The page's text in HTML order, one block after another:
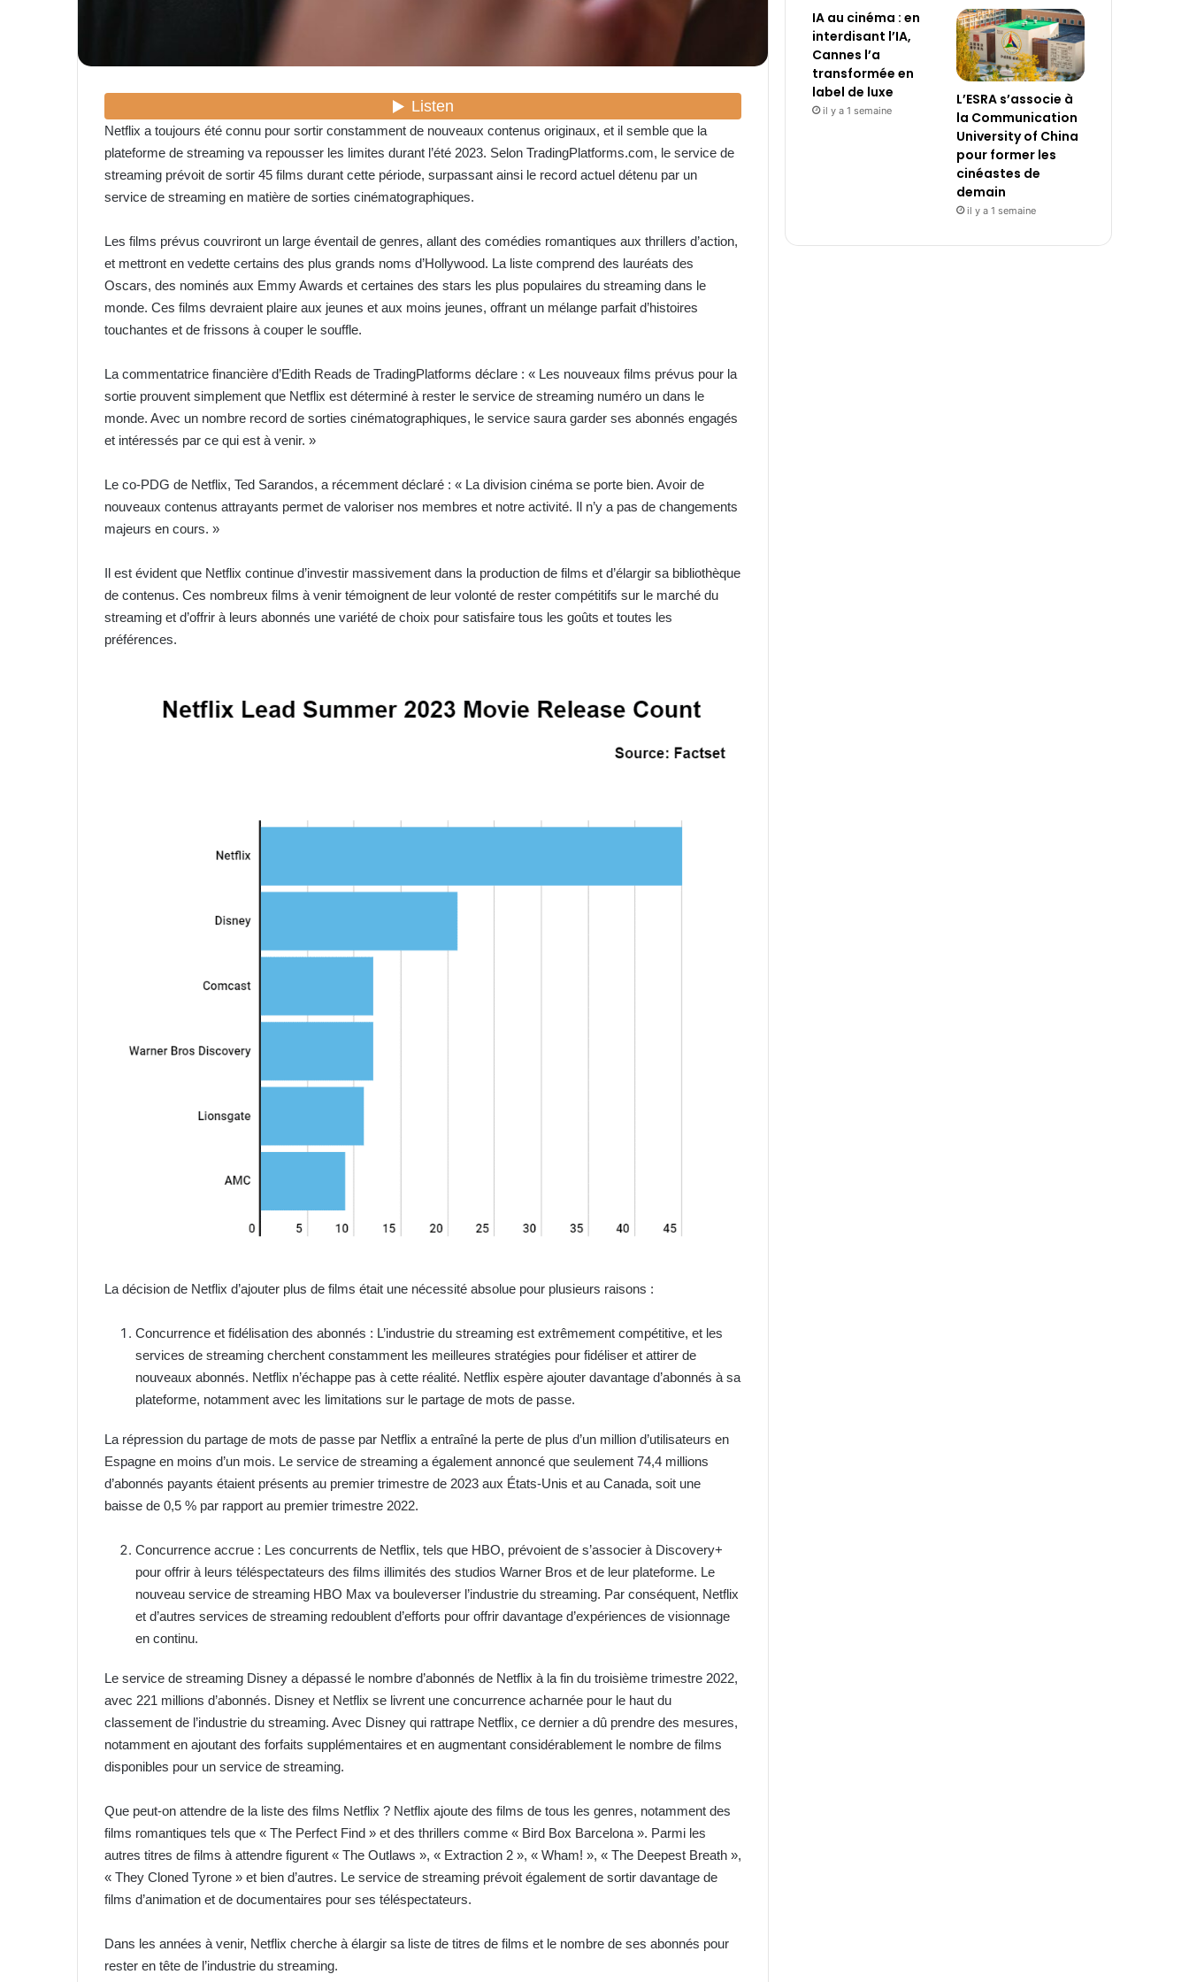
Netflix a toujours été connu pour sortir constamment de nouveaux contenus originaux, et il semble que la
plateforme de streaming va repousser les limites durant l’été 2023. Selon TradingPlatforms.com, le service de
streaming prévoit de sortir 45 films durant cette période, surpassant ainsi le record actuel détenu par un
service de streaming en matière de sorties cinématographiques.
Les films prévus couvriront un large éventail de genres, allant des comédies romantiques aux thrillers d’action,
et mettront en vedette certains des plus grands noms d’Hollywood. La liste comprend des lauréats des
Oscars, des nominés aux Emmy Awards et certaines des stars les plus populaires du streaming dans le
monde. Ces films devraient plaire aux jeunes et aux moins jeunes, offrant un mélange parfait d’histoires
touchantes et de frissons à couper le souffle.
La commentatrice financière d’Edith Reads de TradingPlatforms déclare : « Les nouveaux films prévus pour la
sortie prouvent simplement que Netflix est déterminé à rester le service de streaming numéro un dans le
monde. Avec un nombre record de sorties cinématographiques, le service saura garder ses abonnés engagés
et intéressés par ce qui est à venir. »
Le co-PDG de Netflix, Ted Sarandos, a récemment déclaré : « La division cinéma se porte bien. Avoir de
nouveaux contenus attrayants permet de valoriser nos membres et notre activité. Il n’y a pas de changements
majeurs en cours. »
Il est évident que Netflix continue d’investir massivement dans la production de films et d’élargir sa bibliothèque
de contenus. Ces nombreux films à venir témoignent de leur volonté de rester compétitifs sur le marché du
streaming et d’offrir à leurs abonnés une variété de choix pour satisfaire tous les goûts et toutes les
préférences.
La décision de Netflix d’ajouter plus de films était une nécessité absolue pour plusieurs raisons :
Concurrence et fidélisation des abonnés : L’industrie du streaming est extrêmement compétitive, et les
services de streaming cherchent constamment les meilleures stratégies pour fidéliser et attirer de
nouveaux abonnés. Netflix n’échappe pas à cette réalité. Netflix espère ajouter davantage d’abonnés à sa
plateforme, notamment avec les limitations sur le partage de mots de passe.
La répression du partage de mots de passe par Netflix a entraîné la perte de plus d’un million d’utilisateurs en
Espagne en moins d’un mois. Le service de streaming a également annoncé que seulement 74,4 millions
d’abonnés payants étaient présents au premier trimestre de 2023 aux États-Unis et au Canada, soit une
baisse de 0,5 % par rapport au premier trimestre 2022.
Concurrence accrue : Les concurrents de Netflix, tels que HBO, prévoient de s’associer à Discovery+
pour offrir à leurs téléspectateurs des films illimités des studios Warner Bros et de leur plateforme. Le
nouveau service de streaming HBO Max va bouleverser l’industrie du streaming. Par conséquent, Netflix
et d’autres services de streaming redoublent d’efforts pour offrir davantage d’expériences de visionnage
en continu.
Le service de streaming Disney a dépassé le nombre d’abonnés de Netflix à la fin du troisième trimestre 2022,
avec 221 millions d’abonnés. Disney et Netflix se livrent une concurrence acharnée pour le haut du
classement de l’industrie du streaming. Avec Disney qui rattrape Netflix, ce dernier a dû prendre des mesures,
notamment en ajoutant des forfaits supplémentaires et en augmentant considérablement le nombre de films
disponibles pour un service de streaming.
Que peut-on attendre de la liste des films Netflix ? Netflix ajoute des films de tous les genres, notamment des
films romantiques tels que « The Perfect Find » et des thrillers comme « Bird Box Barcelona ». Parmi les
autres titres de films à attendre figurent « The Outlaws », « Extraction 2 », « Wham! », « The Deepest Breath »,
« They Cloned Tyrone » et bien d’autres. Le service de streaming prévoit également de sortir davantage de
films d’animation et de documentaires pour ses téléspectateurs.
Dans les années à venir, Netflix cherche à élargir sa liste de titres de films et le nombre de ses abonnés pour
rester en tête de l’industrie du streaming.
IA au cinéma : en
interdisant l’IA,
Cannes l’a
transformée en
label de luxe
il y a 1 semaine
L’ESRA s’associe à
la Communication
University of China
pour former les
cinéastes de
demain
il y a 1 semaine